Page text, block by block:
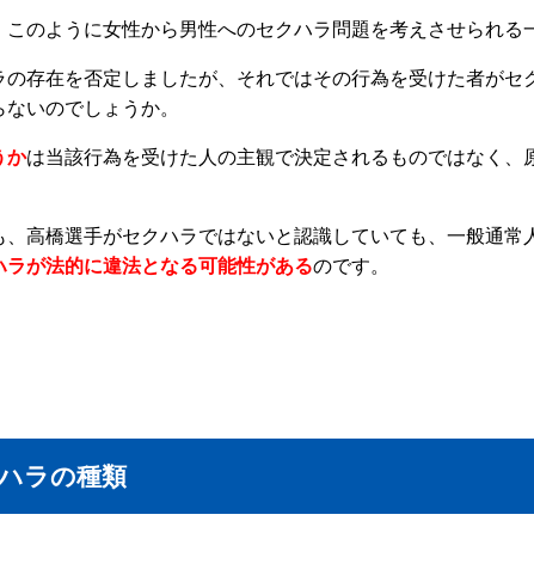
のように女性から男性へのセクハラ問題を考えさせられる
存在を否定しましたが、それではその行為を受けた者がセ
いのでしょうか。
かは当該行為を受けた人の主観で決定されるものではなく、
、高橋選手がセクハラではないと認識していても、一般通
ラが法的に違法となる可能性があるのです。
ラの種類